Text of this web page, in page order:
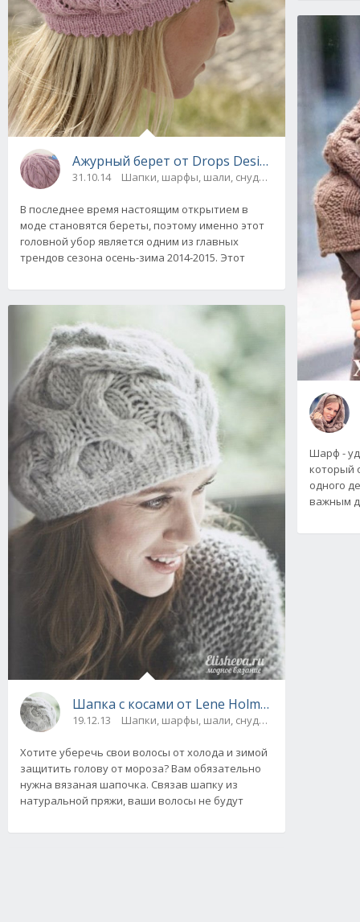
Ажурный берет от Drops Design вязаный
31.10.14 Шапки, шарфы, шали, снуды и палантины
В последнее время настоящим открытием в
моде становятся береты, поэтому именно этот
головной убор является одним из главных
трендов сезона осень-зима 2014-2015. Этот
Шапка с косами от Lene Holme вязаная
19.12.13 Шапки, шарфы, шали, снуды и палантины
Хотите уберечь свои волосы от холода и зимой
защитить голову от мороза? Вам обязательно
нужна вязаная шапочка. Связав шапку из
натуральной пряжи, ваши волосы не будут
Шарф -
который
одного
важным